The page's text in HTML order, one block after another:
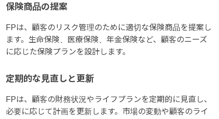
保険商品の提案
FPは、顧客のリスク管理のために適切な保険商品を提案し
ます。生命保険、医療保険、年金保険など、顧客のニーズ
に応じた保険プランを設計します。
定期的な見直しと更新
FPは、顧客の財務状況やライフプランを定期的に見直し、
必要に応じて計画を更新します。市場の変動や顧客のライ